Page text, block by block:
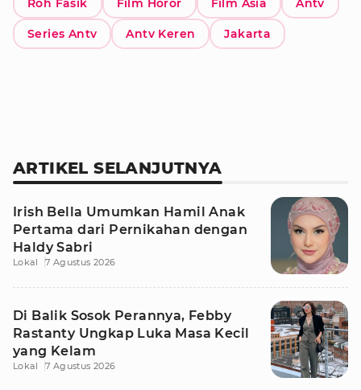
Roh Fasik Film Horor Film Asia Antv
Series Antv Antv Keren Jakarta
ARTIKEL SELANJUTNYA
Irish Bella Umumkan Hamil Anak
Pertama dari Pernikahan dengan
Haldy Sabri
Lokal 7 Agustus 2026
Di Balik Sosok Perannya, Febby
Rastanty Ungkap Luka Masa Kecil
yang Kelam
Lokal 7 Agustus 2026